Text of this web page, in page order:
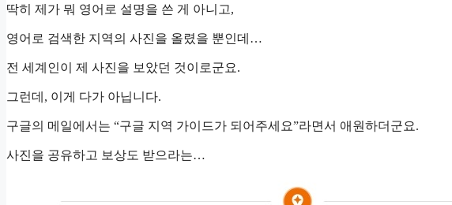
딱히 제가 뭐 영어로 설명을 쓴 게 아니고,
영어로 검색한 지역의 사진을 올렸을 뿐인데…
전 세계인이 제 사진을 보았던 것이로군요.
그런데, 이게 다가 아닙니다.
구글의 메일에서는 “구글 지역 가이드가 되어주세요”라면서 애원하더군요.
사진을 공유하고 보상도 받으라는…